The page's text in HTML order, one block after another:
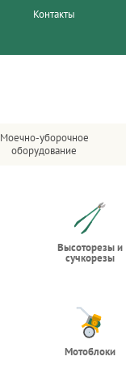
Контакты
Моечно-уборочное
оборудование
Высоторезы и
сучкорезы
Мотоблоки